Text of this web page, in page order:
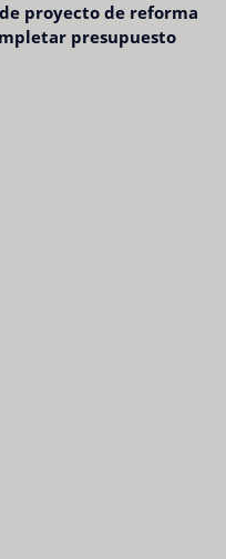
proyecto de reforma
presupuesto